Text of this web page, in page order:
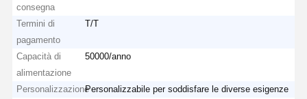
consegna
Termini di
pagamento
T/T
Capacità di
alimentazione
50000/anno
PersonalizzazionePersonalizzabile per soddisfare le diverse esigenze